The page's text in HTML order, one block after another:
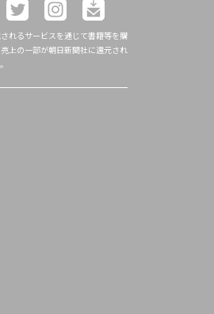
れるサービスを通じて書籍等を購
上の一部が朝日新聞社に還元され